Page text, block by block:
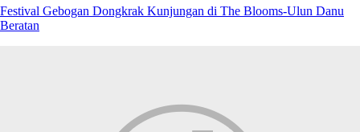
Festival Gebogan Dongkrak Kunjungan di The Blooms-Ulun Danu
Beratan